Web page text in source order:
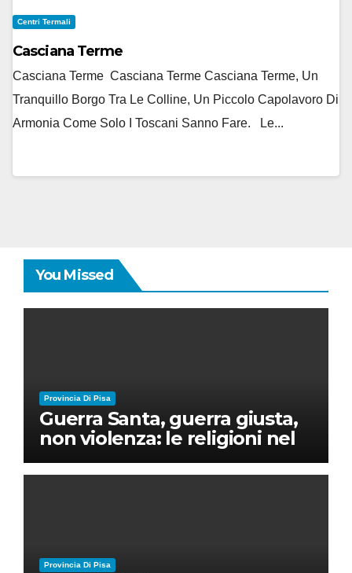
Centri Termali
Casciana Terme
Casciana Terme Casciana Terme Casciana Terme, Un
Tranquillo Borgo Tra Le Colline, Un Piccolo Capolavoro Di
Armonia Come Solo I Toscani Sanno Fare. Le...
You Missed
Provincia Di Pisa
Guerra Santa, guerra giusta,
non violenza: le religioni nel
nuovo disordine mondiale
Provincia Di Pisa